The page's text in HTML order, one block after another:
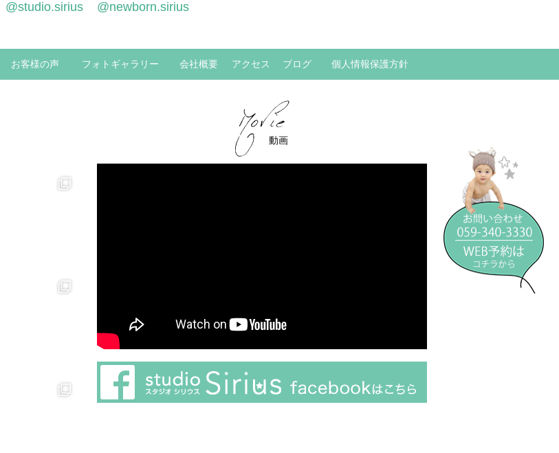
@studio.sirius @newborn.sirius
お客様の声 フォトギャラリー 会社概要 アクセス ブログ 個人情報保護方針
動画